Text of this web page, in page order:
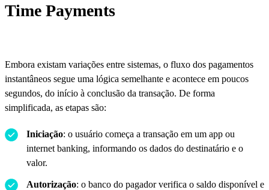
Time Payments
Embora existam variações entre sistemas, o fluxo dos pagamentos
instantâneos segue uma lógica semelhante e acontece em poucos
segundos, do início à conclusão da transação. De forma
simplificada, as etapas são:
Iniciação: o usuário começa a transação em um app ou
internet banking, informando os dados do destinatário e o
valor.
Autorização: o banco do pagador verifica o saldo disponível e